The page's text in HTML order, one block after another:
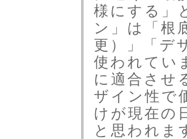
様にする」
ン」は「根
更）」「デ
使われてい
に適合させ
ザイン性で
けが現在の
と思われま